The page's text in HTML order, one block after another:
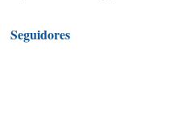
Seguidores